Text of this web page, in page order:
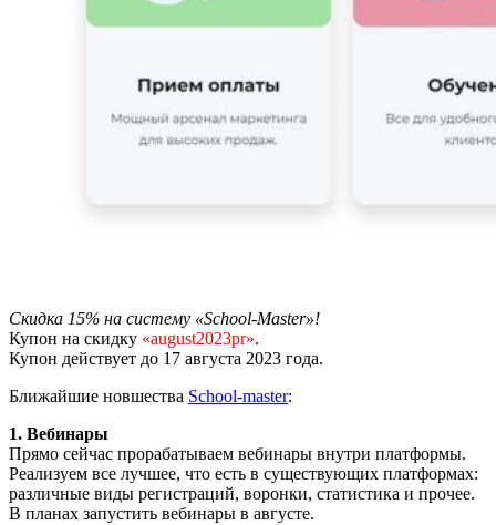
Скидка 15% на систему «School-Master»!
Купон на скидку «august2023pr».
Купон действует до 17 августа 2023 года.
Ближайшие новшества School-master:
1. Вебинары
Прямо сейчас прорабатываем вебинары внутри платформы.
Реализуем все лучшее, что есть в существующих платформах:
различные виды регистраций, воронки, статистика и прочее.
В планах запустить вебинары в августе.